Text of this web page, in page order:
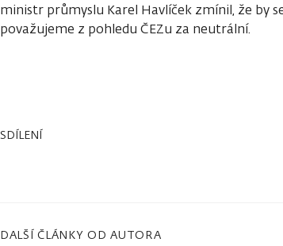
ministr průmyslu Karel Havlíček zmínil, že by
považujeme z pohledu ČEZu za neutrální.
SDÍLENÍ
DALŠÍ ČLÁNKY OD AUTORA